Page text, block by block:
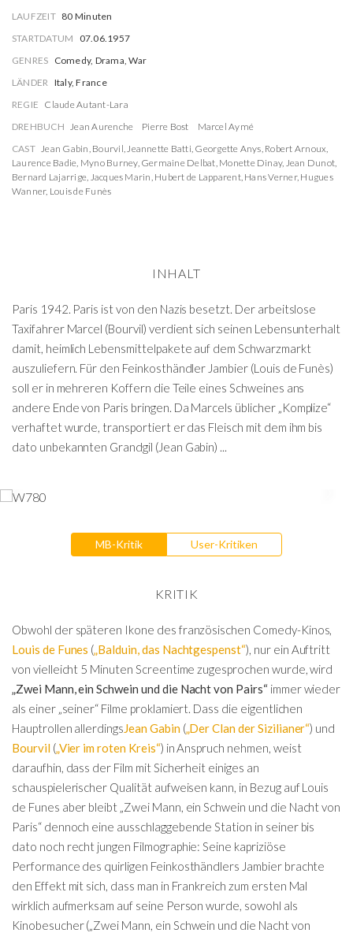
LAUFZEIT 80 Minuten
STARTDATUM
07.06.1957
GENRES Comedy, Drama, War
LÄNDER Italy, France
REGIE Claude Autant-Lara
DREHBUCH Jean Aurenche Pierre Bost
Marcel Aymé
CAST Jean Gabin, Bourvil,Jeannette Batti, Georgette Anys, Robert Arnoux,
Laurence Badie, Myno Burney, Germaine Delbat, Monette Dinay, Jean Dunot,
Bernard Lajarrige, Jacques Marin, Hubert de Lapparent, Hans Verner, Hugues
Wanner, Louis de Funès
INHALT
Paris 1942. Paris ist von den Nazis besetzt. Der arbeitslose
Taxifahrer Marcel (Bourvil) verdient sich seinen Lebensunterhalt
damit, heimlich Lebensmittelpakete auf dem Schwarzmarkt
auszuliefern. Für den Feinkosthändler Jambier (Louis de Funès)
soll er in mehreren Koffern die Teile eines Schweines ans
andere Ende von Paris bringen. Da Marcels üblicher „Komplize“
verhaftet wurde, transportiert er das Fleisch mit dem ihm bis
dato unbekannten Grandgil (Jean Gabin) ...
MB-Kritik User-Kritiken
KRITIK
Obwohl der späteren Ikone des französischen Comedy-Kinos,
Louis de Funes ( „Balduin, das Nachtgespenst“), nur ein Auftritt
von vielleicht 5 Minuten Screentime zugesprochen wurde, wird
„Zwei Mann, ein Schwein und die Nacht von Pairs“immer wieder
als einer „seiner“ Filme proklamiert. Dass die eigentlichen
Hauptrollen allerdings Jean Gabin(„Der Clan der Sizilianer“) und
Bourvil(„Vier im roten Kreis“) in Anspruch nehmen, weist
daraufhin, dass der Film mit Sicherheit einiges an
schauspielerischer Qualität aufweisen kann, in Bezug auf Louis
de Funes aber bleibt „Zwei Mann, ein Schwein und die Nacht von
Paris“ dennoch eine ausschlaggebende Station in seiner bis
dato noch recht jungen Filmographie: Seine kapriziöse
Performance des quirligen Feinkosthändlers Jambier brachte
den Effekt mit sich, dass man in Frankreich zum ersten Mal
wirklich aufmerksam auf seine Person wurde, sowohl als
Kinobesucher („Zwei Mann, ein Schwein und die Nacht von